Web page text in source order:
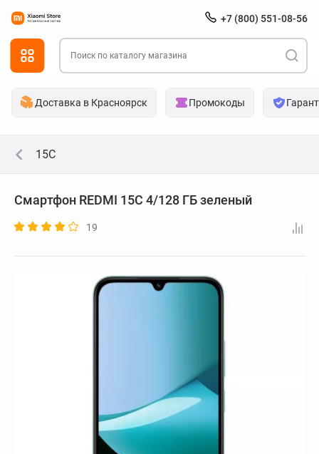
+7 (800) 551-08-56
Доставка в Красноярск Промокоды
15C
Смартфон REDMI 15C 4/128 ГБ зеленый
19